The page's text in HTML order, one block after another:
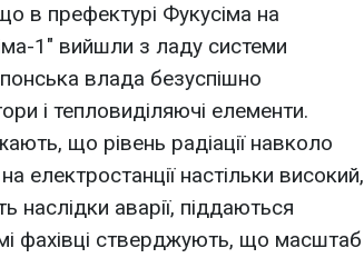
в префектурі Фукусіма на
1" вийшли з ладу системи
влада безуспішно
і тепловиділяючі елементи.
що рівень радіації навколо
електростанції настільки високий,
наслідки аварії, піддаються
фахівці стверджують, що масштаб